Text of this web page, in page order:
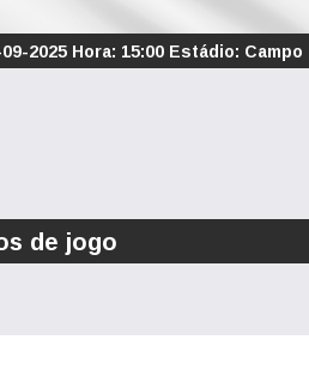
2025 Hora: 15:00 Estádio:
de jogo